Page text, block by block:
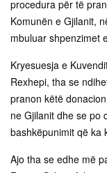
procedura për të
Komunën e Gjilanit,
mbuluar shpenzimet
Kryesuesja e
Rexhepi, tha se
pranon këtë
ne Gjilanit dhe se po
bashkëpunimit që ka
Ajo tha se edhe më